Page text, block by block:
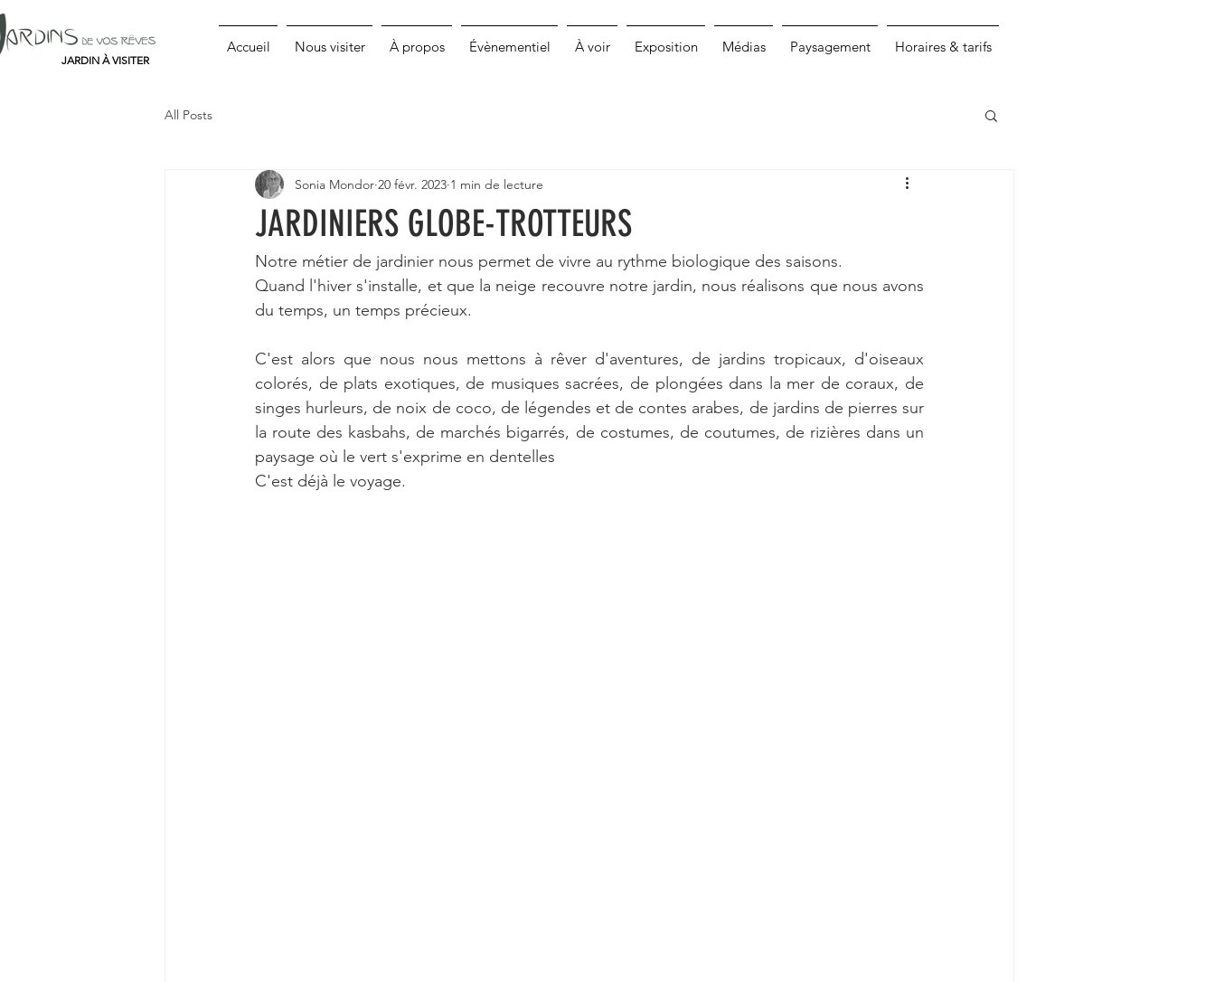
JARDIN À VISITER
Accueil Nous visiter À propos Évènementiel À voir Exposition Médias Paysagement Horaires & tarifs
All Posts
JARDINIERS GLOBE-TROTTEURS
Sonia Mondor 20 févr. 2023 1 min de lecture
Notre métier de jardinier nous permet de vivre au rythme biologique des saisons.
Quand l'hiver s'installe, et que la neige recouvre notre jardin, nous réalisons que nous avons
du temps, un temps précieux.
C'est alors que nous nous mettons à rêver d'aventures, de jardins tropicaux, d'oiseaux
colorés, de plats exotiques, de musiques sacrées, de plongées dans la mer de coraux, de
singes hurleurs, de noix de coco, de légendes et de contes arabes, de jardins de pierres sur
la route des kasbahs, de marchés bigarrés, de costumes, de coutumes, de rizières dans un
paysage où le vert s'exprime en dentelles
C'est déjà le voyage.